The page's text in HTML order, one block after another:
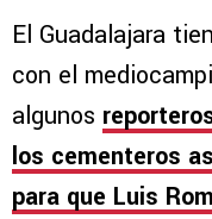
El Guadalajara
con el
algunos
los cementeros
para que Luis